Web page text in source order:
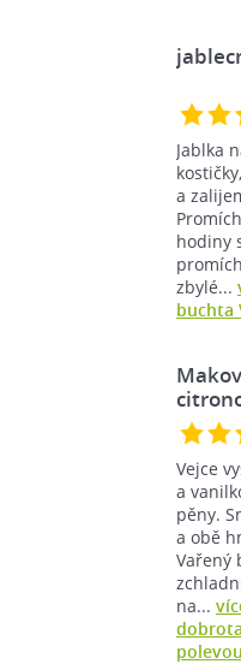
Jablka
a
hodiny
zbylé...
buchta
Vejce
a
pěny.
a obě
Vařený
na...
polevou